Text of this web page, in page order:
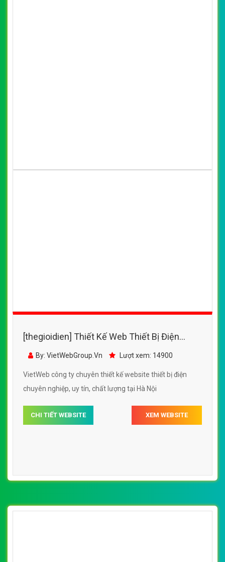
[thegioidien] Thiết Kế Web Thiết Bị Điện
ThaBi đẹp, chuyên nghiệp chuẩn SEO
By: VietWebGroup.Vn Lượt xem: 14900
VietWeb công ty chuyên thiết kế website thiết bị điện
chuyên nghiệp, uy tín, chất lượng tại Hà Nội
CHI TIẾT WEBSITE XEM WEBSITE